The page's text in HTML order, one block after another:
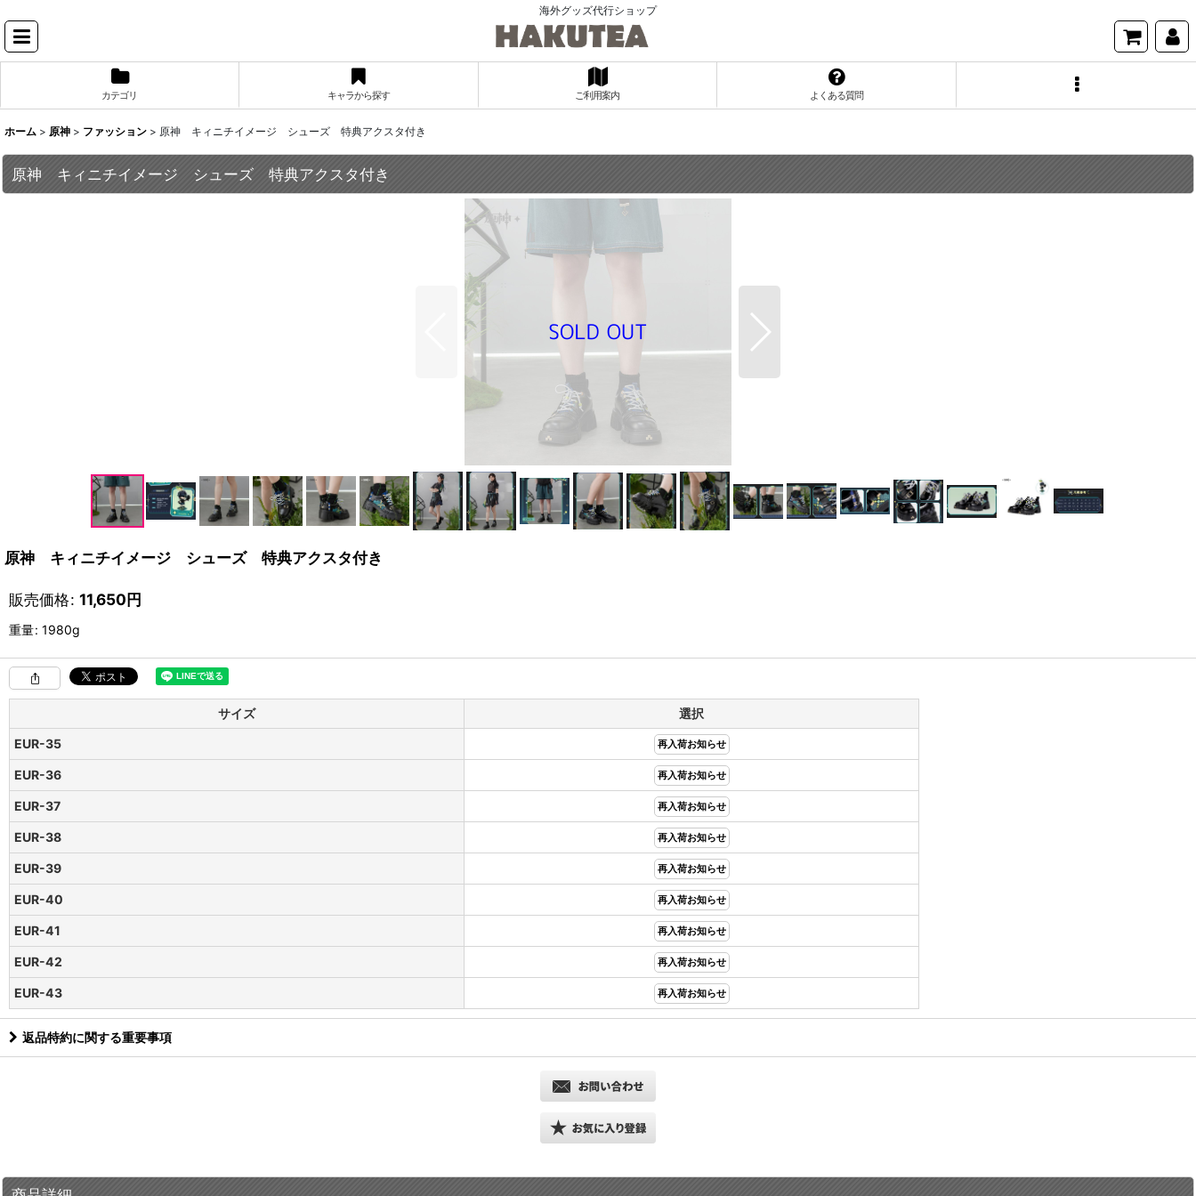
海外グッズ代行ショップ
カテゴリ キャラから探す ご利用案内 よくある質問
ホーム > 原神 > ファッション > 原神 キィニチイメージ シューズ 特典アクスタ付き
原神 キィニチイメージ シューズ 特典アクスタ付き
原神 キィニチイメージ シューズ 特典アクスタ付き
販売価格: 11,650円
重量: 1980g
サイズ
選択
EUR-35
再入荷お知らせ
EUR-36 再入荷お知らせ
EUR-37 再入荷お知らせ
EUR-38 再入荷お知らせ
EUR-39 再入荷お知らせ
EUR-40 再入荷お知らせ
EUR-41 再入荷お知らせ
EUR-42 再入荷お知らせ
EUR-43 再入荷お知らせ
返品特約に関する重要事項